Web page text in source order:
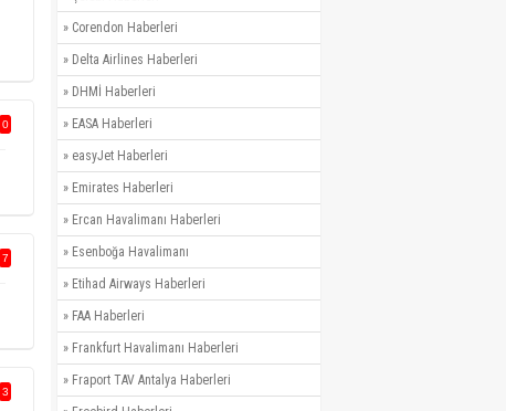
0
7
3
» Corendon Haberleri
» Delta Airlines Haberleri
» DHMİ Haberleri
» EASA Haberleri
» easyJet Haberleri
» Emirates Haberleri
» Ercan Havalimanı Haberleri
» Esenboğa Havalimanı
» Etihad Airways Haberleri
» FAA Haberleri
» Frankfurt Havalimanı Haberleri
» Fraport TAV Antalya Haberleri